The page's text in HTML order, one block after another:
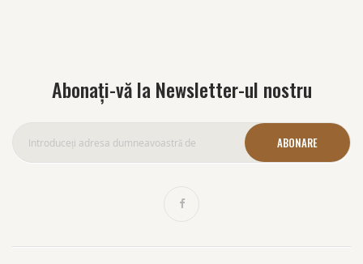
Abonați-vă la Newsletter-ul nostru
ABONARE